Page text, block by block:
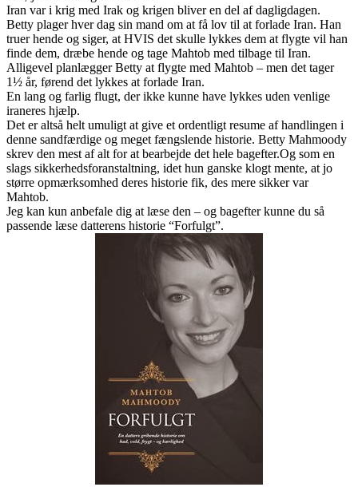
Iran var i krig med Irak og krigen bliver en del af dagligdagen.
Betty plager hver dag sin mand om at få lov til at forlade Iran. Han
truer hende og siger, at HVIS det skulle lykkes dem at flygte vil han
finde dem, dræbe hende og tage Mahtob med tilbage til Iran.
Alligevel planlægger Betty at flygte med Mahtob – men det tager
1½ år, førend det lykkes at forlade Iran.
En lang og farlig flugt, der ikke kunne have lykkes uden venlige
iraneres hjælp.
Det er altså helt umuligt at give et ordentligt resume af handlingen i
denne sandfærdige og meget fængslende historie. Betty Mahmoody
skrev den mest af alt for at bearbejde det hele bagefter.Og som en
slags sikkerhedsforanstaltning, idet hun ganske klogt mente, at jo
større opmærksomhed deres historie fik, des mere sikker var
Mahtob.
Jeg kan kun anbefale dig at læse den – og bagefter kunne du så
passende læse datterens historie “Forfulgt”.